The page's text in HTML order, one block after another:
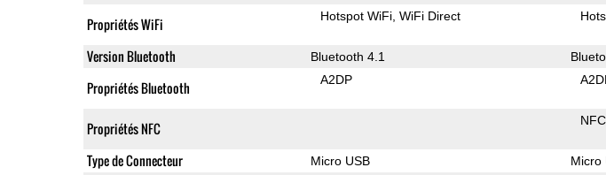
Propriétés WiFi Hotspot WiFi WiFi Direct
Version Bluetooth Bluetooth 4.1
Propriétés Bluetooth A2DP
Propriétés NFC
Type de Connecteur Micro USB Micro